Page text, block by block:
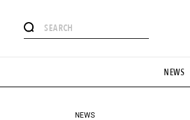
NEWS
#憧れの逸品
#GH 銘品の所以 #フイナムのYouTube
#HANDSOME HANDBOOK
NEWS